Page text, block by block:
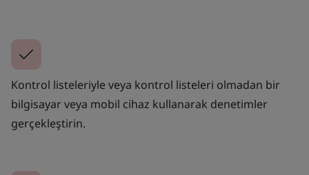
Kontrol listeleriyle veya kontrol listeleri olmadan bir
bilgisayar veya mobil cihaz kullanarak denetimler
gerçekleştirin.